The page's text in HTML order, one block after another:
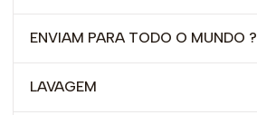
ENVIAM PARA TODO O MUNDO ?
LAVAGEM